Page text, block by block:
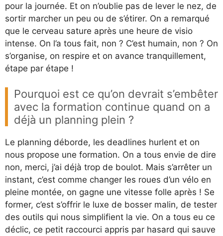
pour la journée. Et on n’oublie pas de lever le nez, de
sortir marcher un peu ou de s’étirer. On a remarqué
que le cerveau sature après une heure de visio
intense. On l’a tous fait, non ? C’est humain, non ? On
s’organise, on respire et on avance tranquillement,
étape par étape !
Pourquoi est ce qu’on devrait s’embêter
avec la formation continue quand on a
déjà un planning plein ?
Le planning déborde, les deadlines hurlent et on
nous propose une formation. On a tous envie de dire
non, merci, j’ai déjà trop de boulot. Mais s’arrêter un
instant, c’est comme changer les roues d’un vélo en
pleine montée, on gagne une vitesse folle après ! Se
former, c’est s’offrir le luxe de bosser malin, de tester
des outils qui nous simplifient la vie. On a tous eu ce
déclic, ce petit raccourci appris par hasard qui sauve